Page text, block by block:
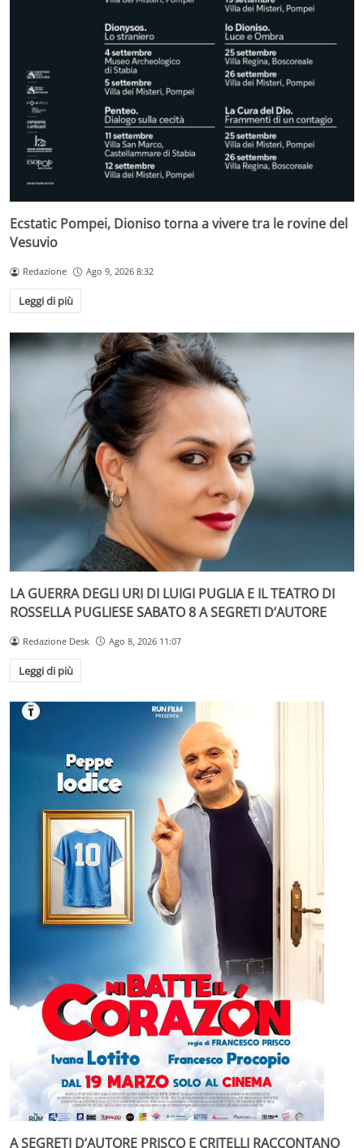
Ecstatic Pompei, Dioniso torna a vivere tra le rovine del
Vesuvio
Redazione Ago 9, 2026 8:32
Leggi di più
LA GUERRA DEGLI URI DI LUIGI PUGLIA E IL TEATRO DI
ROSSELLA PUGLIESE SABATO 8 A SEGRETI D’AUTORE
Redazione Desk Ago 8, 2026 11:07
Leggi di più
A SEGRETI D’AUTORE PRISCO E CRITELLI RACCONTANO